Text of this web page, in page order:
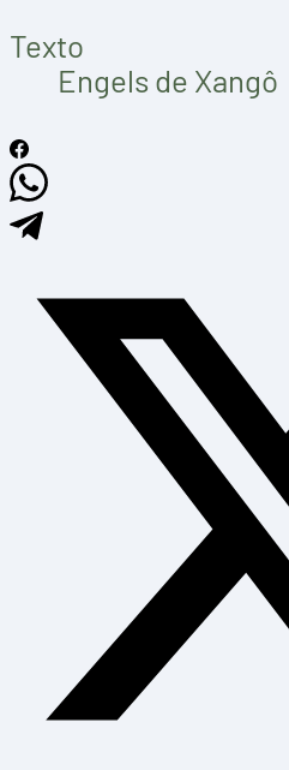
Texto
Engels de Xangô